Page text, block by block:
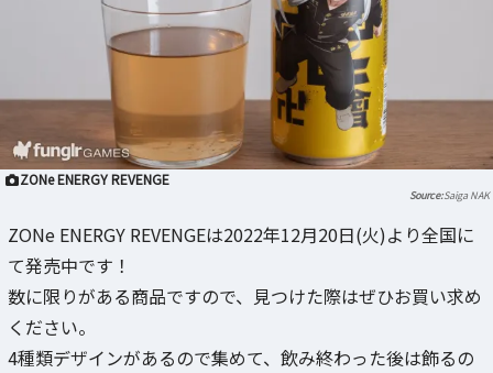
ZONe ENERGY REVENGE
Saiga NAK
ZONe ENERGY REVENGEは2022年12月20日(火)より全国に
て発売中です！
数に限りがある商品ですので、見つけた際はぜひお買い求め
ください。
4種類デザインがあるので集めて、飲み終わった後は飾るの